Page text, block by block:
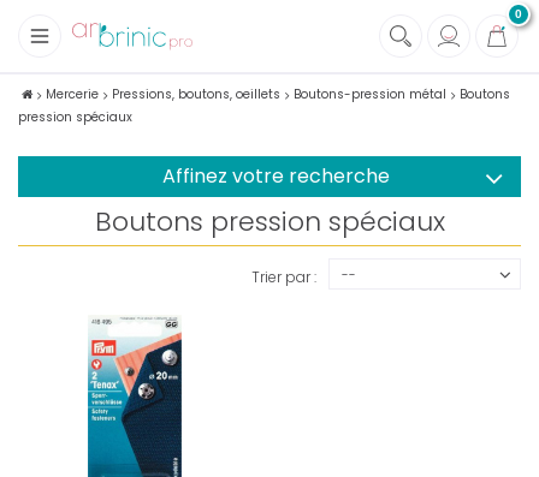
0
+
Tissus
Mercerie
Mercerie Pressions, boutons, oeillets Boutons-pression métal
Boutons
pression spéciaux
Affinez votre recherche
Boutons pression spéciaux
Trier par : --